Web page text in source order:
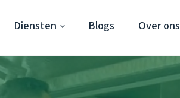
Diensten Blogs Over ons